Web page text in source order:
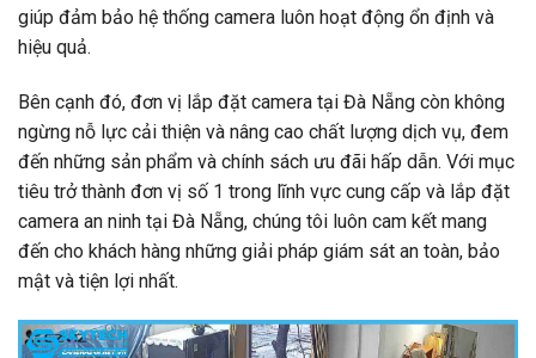
giúp đảm bảo hệ thống camera luôn hoạt động ổn định và
hiệu quả.
Bên cạnh đó, đơn vị lắp đặt camera tại Đà Nẵng còn không
ngừng nỗ lực cải thiện và nâng cao chất lượng dịch vụ, đem
đến những sản phẩm và chính sách ưu đãi hấp dẫn. Với mục
tiêu trở thành đơn vị số 1 trong lĩnh vực cung cấp và lắp đặt
camera an ninh tại Đà Nẵng, chúng tôi luôn cam kết mang
đến cho khách hàng những giải pháp giám sát an toàn, bảo
mật và tiện lợi nhất.